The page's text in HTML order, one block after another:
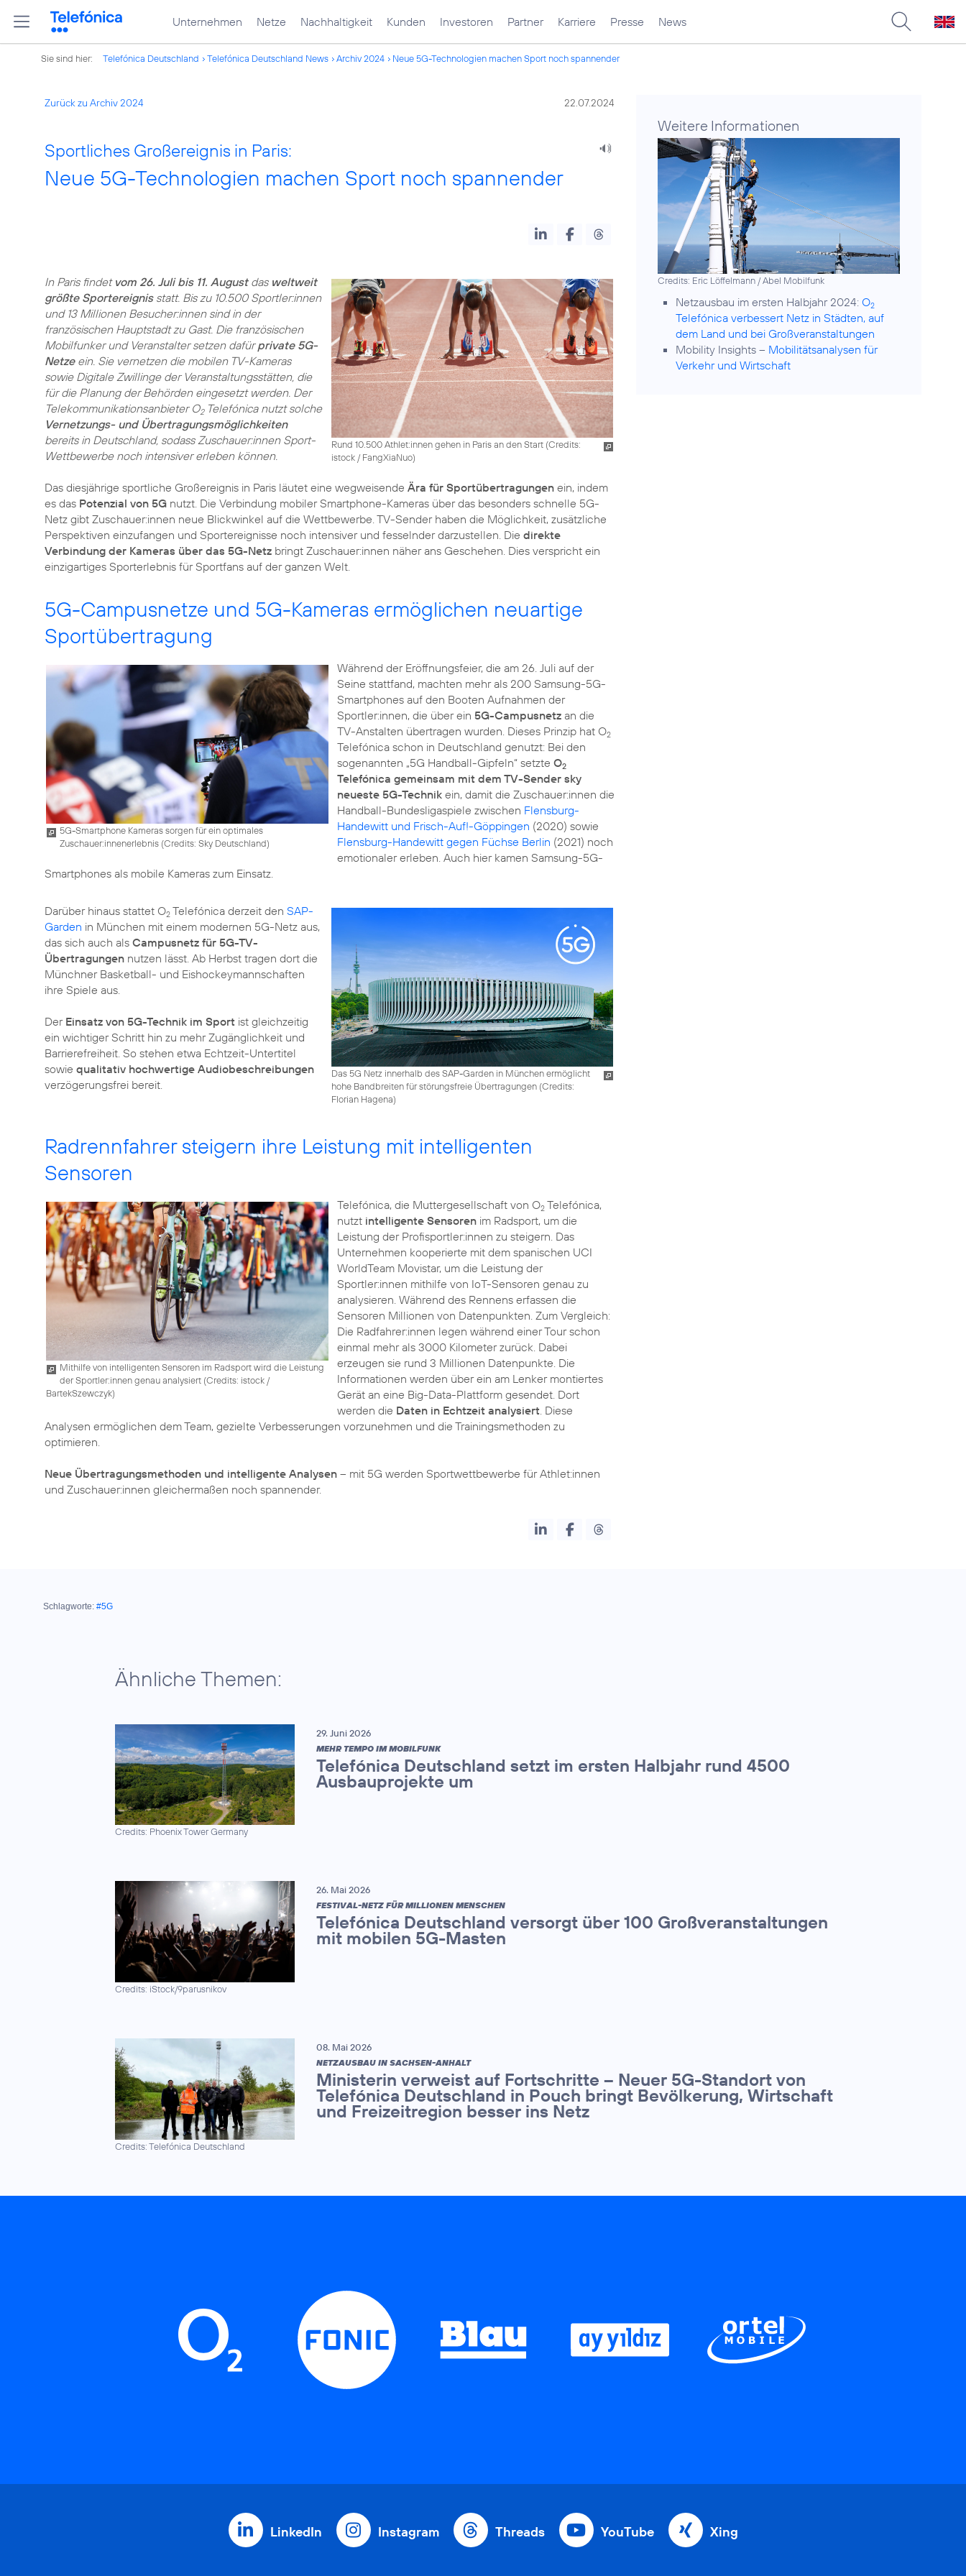
Unternehmen Netze Nachhaltigkeit Kunden Investoren Partner Karriere Presse News
Sie sind hier: Telefónica Deutschland Telefónica Deutschland News Archiv 2024 Neue 5G-Technologien machen Sport noch spannender
Zurück zu Archiv 2024 22.07.2024
Sportliches Großereignis in Paris:
Neue 5G-Technologien machen Sport noch spannender
Rund 10.500 Athlet:innen gehen in Paris an den Start (Credits:
istock / FangXiaNuo)
In Paris findet vom 26. Juli bis 11. Augustdas weltweit
größte Sportereignisstatt. Bis zu 10.500 Sportler:innen
und 13 Millionen Besucher:innen sind in der
französischen Hauptstadt zu Gast. Die französischen
Mobilfunker und Veranstalter setzen dafürprivate 5G-
Netzeein. Sie vernetzen die mobilen TV-Kameras
sowie Digitale Zwillinge der Veranstaltungsstätten, die
für die Planung der Behörden eingesetzt werden. Der
Telekommunikationsanbieter O2Telefónica nutzt solche
Vernetzungs- und Übertragungsmöglichkeiten
bereits in Deutschland, sodass Zuschauer:innen Sport-
Wettbewerbe noch intensiver erleben können.
Das diesjährige sportliche Großereignis in Paris läutet eine wegweisende Ära für Sportübertragungen ein, indem
es das Potenzial von 5G nutzt. Die Verbindung mobiler Smartphone-Kameras über das besonders schnelle 5G-
Netz gibt Zuschauer:innen neue Blickwinkel auf die Wettbewerbe. TV-Sender haben die Möglichkeit, zusätzliche
Perspektiven einzufangen und Sportereignisse noch intensiver und fesselnder darzustellen. Die direkte
Verbindung der Kameras über das 5G-Netz bringt Zuschauer:innen näher ans Geschehen. Dies verspricht ein
5G-Campusnetze und 5G-Kameras ermöglichen neuartige
Sportübertragung
5G-Smartphone Kameras sorgen für ein optimales
Zuschauer:innenerlebnis (Credits: Sky Deutschland)
Während der Eröffnungsfeier, die am 26. Juli auf der
Seine stattfand, machten mehr als 200 Samsung-5G-
Smartphones auf den Booten Aufnahmen der
Sportler:innen, die über ein 5G-Campusnetzan die
TV-Anstalten übertragen wurden. Dieses Prinzip hat O2
Telefónica schon in Deutschland genutzt: Bei den
sogenannten „5G Handball-Gipfeln“ setzte O2
Telefónica gemeinsam mit dem TV-Sender sky
neueste 5G-Technikein, damit die Zuschauer:innen die
Handball-Bundesligaspiele zwischen Flensburg-
Handewitt und Frisch-Auf!-Göppingen (2020) sowie
Flensburg-Handewitt gegen Füchse Berlin (2021) noch
emotionaler erleben. Auch hier kamen Samsung-5G-
Smartphones als mobile Kameras zum Einsatz.
Das 5G Netz innerhalb des SAP-Garden in München ermöglicht
hohe Bandbreiten für störungsfreie Übertragungen (Credits:
Florian Hagena)
Darüber hinaus stattet O2 Telefónica derzeit den SAP-
Garden in München mit einem modernen 5G-Netz aus,
das sich auch als Campusnetz für 5G-TV-
Übertragungen nutzen lässt. Ab Herbst tragen dort die
Münchner Basketball- und Eishockeymannschaften
ihre Spiele aus.
Der Einsatz von 5G-Technik im Sport ist gleichzeitig
ein wichtiger Schritt hin zu mehr Zugänglichkeit und
Barrierefreiheit. So stehen etwa Echtzeit-Untertitel
sowie qualitativ hochwertige Audiobeschreibungen
verzögerungsfrei bereit.
Radrennfahrer steigern ihre Leistung mit intelligenten
Sensoren
Mithilfe von intelligenten Sensoren im Radsport wird die Leistung
der Sportler:innen genau analysiert (Credits: istock /
BartekSzewczyk)
Telefónica, die Muttergesellschaft von O2Telefónica,
nutzt intelligente Sensorenim Radsport, um die
Leistung der Profisportler:innen zu steigern. Das
Unternehmen kooperierte mit dem spanischen UCI
WorldTeam Movistar, um die Leistung der
Sportler:innen mithilfe von IoT-Sensoren genau zu
analysieren. Während des Rennens erfassen die
Sensoren Millionen von Datenpunkten. Zum Vergleich:
Die Radfahrer:innen legen während einer Tour schon
einmal mehr als 3000 Kilometer zurück. Dabei
erzeugen sie rund 3 Millionen Datenpunkte. Die
Informationen werden über ein am Lenker montiertes
Gerät an eine Big-Data-Plattform gesendet. Dort
werden die Daten in Echtzeit analysiert . Diese
Analysen ermöglichen dem Team, gezielte Verbesserungen vorzunehmen und die Trainingsmethoden zu
optimieren.
Neue Übertragungsmethoden und intelligente Analysen – mit 5G werden Sportwettbewerbe für Athlet:innen
und Zuschauer:innen gleichermaßen noch spannender.
Weitere Informationen
Credits: Eric Löffelmann / Abel Mobilfunk
Netzausbau im ersten Halbjahr 2024:O2
Telefónica verbessert Netz in Städten, auf
dem Land und bei Großveranstaltungen
Mobility Insights – Mobilitätsanalysen für
Verkehr und Wirtschaft
Schlagworte: #5G
Ähnliche Themen:
Credits: Phoenix Tower Germany
29. Juni 2026
MEHR TEMPO IM MOBILFUNK
Telefónica Deutschland setzt im ersten Halbjahr rund 4500
Ausbauprojekte um
Credits: iStock/9parusnikov
26. Mai 2026
FESTIVAL-NETZ FÜR MILLIONEN MENSCHEN
Telefónica Deutschland versorgt über 100 Großveranstaltungen
mit mobilen 5G-Masten
Credits: Telefónica Deutschland
08. Mai 2026
NETZAUSBAU IN SACHSEN-ANHALT
Ministerin verweist auf Fortschritte – Neuer 5G-Standort von
Telefónica Deutschland in Pouch bringt Bevölkerung, Wirtschaft
und Freizeitregion besser ins Netz
LinkedIn Instagram Threads YouTube Xing